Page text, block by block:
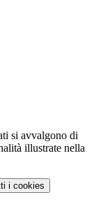
si avvalgono di
illustrate nella
i cookies